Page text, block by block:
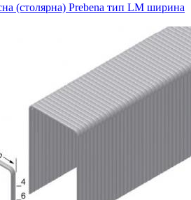
(столярна) Prebena тип LM ширина